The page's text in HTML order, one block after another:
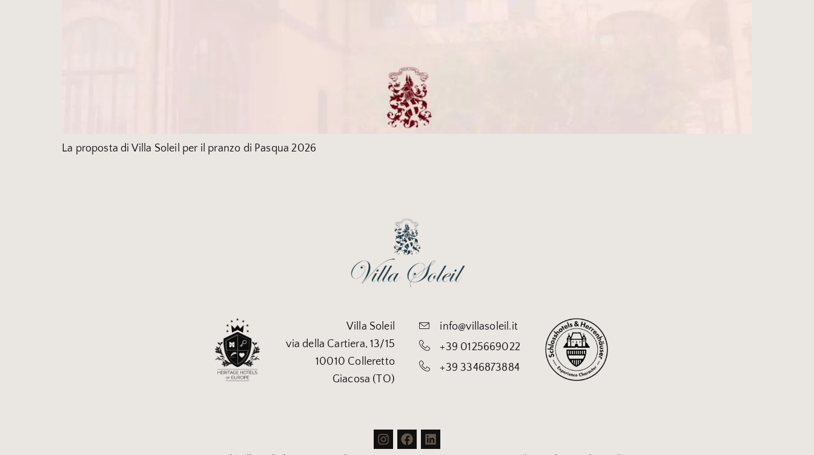
La proposta di Villa Soleil per il pranzo di Pasqua 2026
Villa Soleil
via della Cartiera, 13/15
10010 Colleretto
Giacosa (TO)
info@villasoleil.it
+39 0125669022
+39 3346873884